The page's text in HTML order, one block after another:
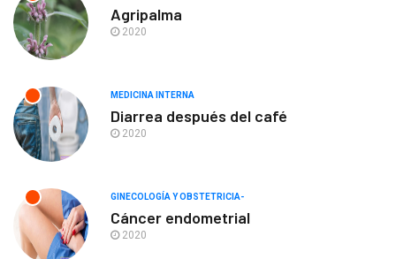
Agripalma
2020
MEDICINA INTERNA
Diarrea después del café
2020
GINECOLOGÍA Y OBSTETRICIA-
Cáncer endometrial
2020